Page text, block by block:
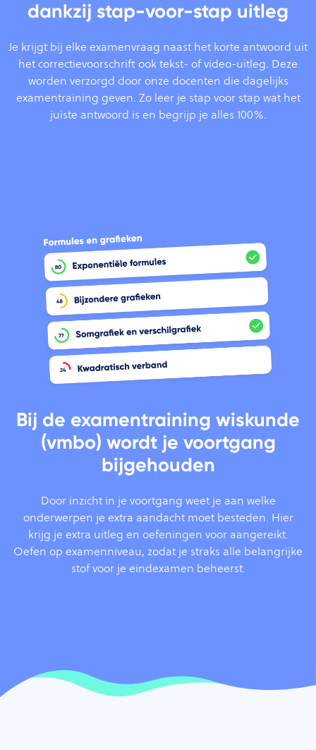
dankzij stap-voor-stap uitleg
Je krijgt bij elke examenvraag naast het korte antwoord uit
het correctievoorschrift ook tekst- of video-uitleg. Deze
worden verzorgd door onze docenten die dagelijks
examentraining geven. Zo leer je stap voor stap wat het
juiste antwoord is en begrijp je alles 100%.
Bij de examentraining wiskunde
(vmbo) wordt je voortgang
bijgehouden
Door inzicht in je voortgang weet je aan welke
onderwerpen je extra aandacht moet besteden. Hier
krijg je extra uitleg en oefeningen voor aangereikt.
Oefen op examenniveau, zodat je straks alle belangrijke
stof voor je eindexamen beheerst.